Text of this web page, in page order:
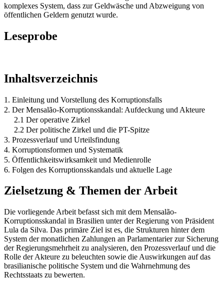
komplexes System, dass zur Geldwäsche und Abzweigung von
öffentlichen Geldern genutzt wurde.
Leseprobe
Inhaltsverzeichnis
1. Einleitung und Vorstellung des Korruptionsfalls
2. Der Mensalão-Korruptionsskandal: Aufdeckung und Akteure
2.1 Der operative Zirkel
2.2 Der politische Zirkel und die PT-Spitze
3. Prozessverlauf und Urteilsfindung
4. Korruptionsformen und Systematik
5. Öffentlichkeitswirksamkeit und Medienrolle
6. Folgen des Korruptionsskandals und aktuelle Lage
Zielsetzung & Themen der Arbeit
Die vorliegende Arbeit befasst sich mit dem Mensalão-
Korruptionsskandal in Brasilien unter der Regierung von Präsident
Lula da Silva. Das primäre Ziel ist es, die Strukturen hinter dem
System der monatlichen Zahlungen an Parlamentarier zur Sicherung
der Regierungsmehrheit zu analysieren, den Prozessverlauf und die
Rolle der Akteure zu beleuchten sowie die Auswirkungen auf das
brasilianische politische System und die Wahrnehmung des
Rechtsstaats zu bewerten.